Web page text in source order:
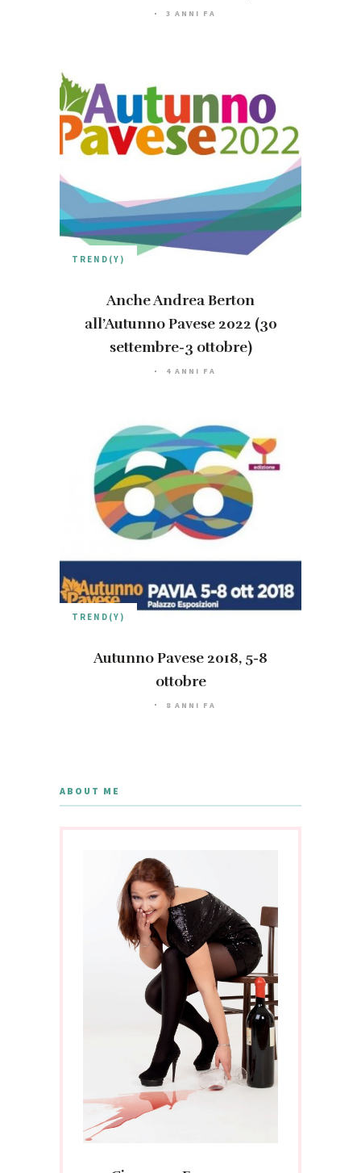
3 ANNI FA
TREND(Y)
Anche Andrea Berton
all’Autunno Pavese 2022 (30
settembre-3 ottobre)
4 ANNI FA
TREND(Y)
Autunno Pavese 2018, 5-8
ottobre
8 ANNI FA
ABOUT ME